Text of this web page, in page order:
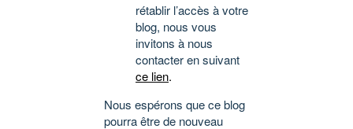
rétablir l’accès à votre
blog, nous vous
invitons à nous
contacter en suivant
ce lien.
Nous espérons que ce blog
pourra être de nouveau